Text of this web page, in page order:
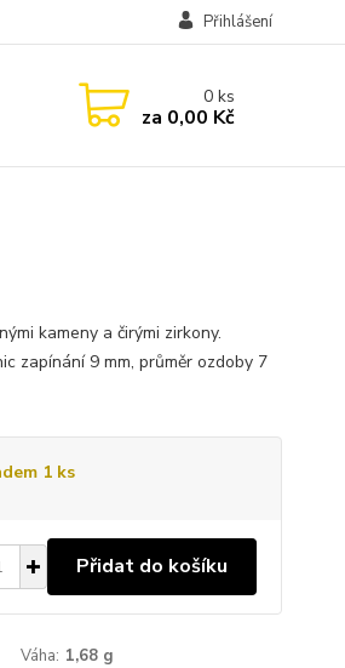
Přihlášení
0ks
za 0,00 Kč
kameny a čirými zirkony.
zapínání 9 mm, průměr ozdoby 7
1 ks
Přidat do košíku
Váha: 1,68 g